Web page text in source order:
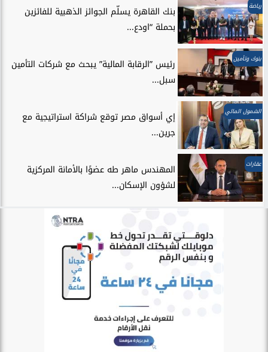
رياضة
بنك القاهرة يسلّم الجوائز الذهبية للفائزين
بحملة “اودع...
بنوك وتأمين
رئيس ”الرقابة المالية” يبحث مع شركات التأمين
سبل...
الشمول المالي
إي أسواق مصر توقع شراكة استراتيجية مع
جرين...
عقارات
المهندس ماهر طه عضوًا بالأمانة المركزية
لشؤون الإسكان...